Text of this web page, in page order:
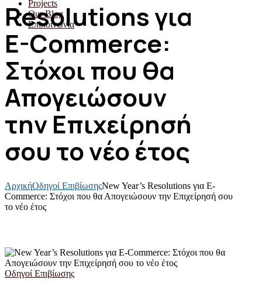
Projects
Our Blog
Επικοινωνία
Resolutions για
E-Commerce:
Στόχοι που θα
Απογειώσουν
την Επιχείρησή
σου το νέο έτος
ΑρχικήΟδηγοί ΕπιβίωσηςNew Year’s Resolutions για E-
Commerce: Στόχοι που θα Απογειώσουν την Επιχείρησή σου
το νέο έτος
Οδηγοί Επιβίωσης